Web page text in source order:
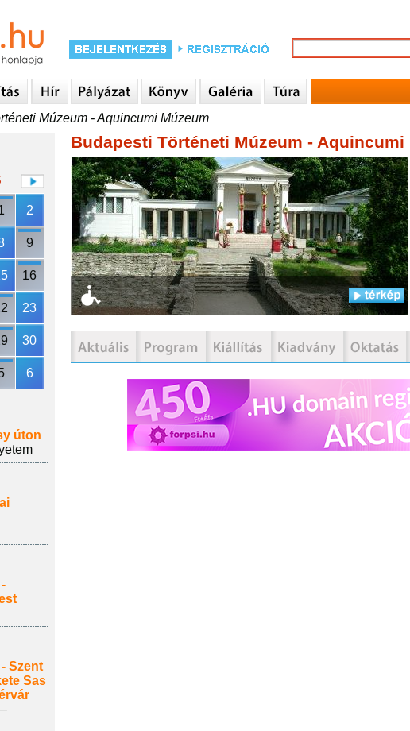
Múzeum - Aquincumi Múzeum
2
9
16
23
30
6
úton
Szent
Sas
Budapesti Történeti Múzeum - Aquincumi